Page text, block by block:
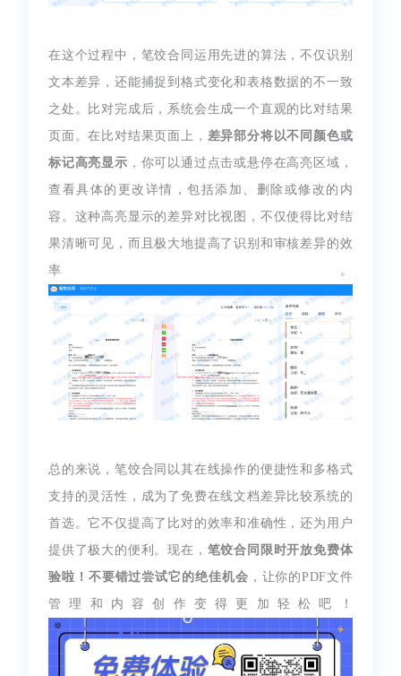
在这个过程中，笔饺合同运用先进的算法，不仅识别
文本差异，还能捕捉到格式变化和表格数据的不一致
之处。比对完成后，系统会生成一个直观的比对结果
页面。在比对结果页面上， 差异部分将以不同颜色或
标记高亮显示 ，你可以通过点击或悬停在高亮区域，
查看具体的更改详情，包括添加、删除或修改的内
容。这种高亮显示的差异对比视图，不仅使得比对结
果清晰可见，而且极大地提高了识别和审核差异的效
率。
总的来说，笔饺合同以其在线操作的便捷性和多格式
支持的灵活性，成为了免费在线文档差异比较系统的
首选。它不仅提高了比对的效率和准确性，还为用户
提供了极大的便利。现在， 笔饺合同限时开放免费体
验啦！不要错过尝试它的绝佳机会 ，让你的PDF文件
管理和内容创作变得更加轻松吧！